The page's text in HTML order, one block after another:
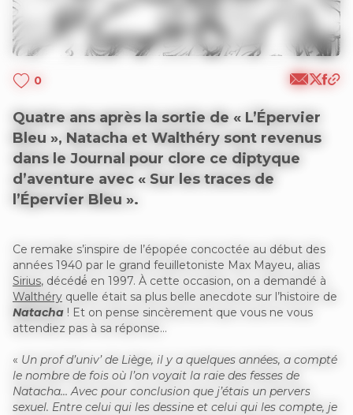
0
Quatre ans après la sortie de « L’Épervier
Bleu », Natacha et Walthéry sont revenus
dans le Journal pour clore ce diptyque
d’aventure avec « Sur les traces de
l’Épervier Bleu ».
Ce remake s’inspire de l’épopée concoctée au début des
années 1940 par le grand feuilletoniste Max Mayeu, alias
Sirius, décédé́ en 1997. À cette occasion, on a demandé à
Walthéry quelle était sa plus belle anecdote sur l’histoire de
Natacha ! Et on pense sincèrement que vous ne vous
attendiez pas à sa réponse…
« Un prof d’univ’ de Liège, il y a quelques années, a compté
le nombre de fois où l’on voyait la raie des fesses de
Natacha… Avec pour conclusion que j’étais un pervers
sexuel. Entre celui qui les dessine et celui qui les compte, je